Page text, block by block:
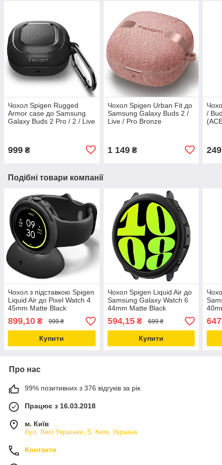
Чохол Spigen Rugged
Armor case до Samsung
Galaxy Buds 2 Pro / 2 / Live
999 ₴
Чохол Spigen Urban Fit до
Samsung Galaxy Buds 2 /
Live / Pro Bronze
1 149₴
/
249
Подібні товари компанії
Чохол з підставкою Spigen
Liquid Air до Pixel Watch 4
45mm Matte Black
(ACS11222)
899,10 ₴ 999 ₴
Купити
Чохол Spigen Liquid Air до
Samsung Galaxy Watch 6
44mm Matte Black
(ACS06392)
594,15₴ 699 ₴
Купити
Про нас
99% позитивних з 376 відгуків за рік
Працює з 16.03.2018
м. Київ
бул. Лесі Українки, 5, Київ, Україна
Контакти